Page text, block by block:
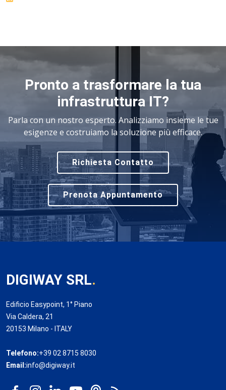
Pronto a trasformare la tua
infrastruttura IT?
Parla con un nostro esperto. Analizziamo insieme le tue
esigenze e costruiamo la soluzione più efficace.
Richiesta Contatto
Prenota Appuntamento
DIGIWAY SRL.
Edificio Easypoint, 1° Piano
Via Caldera, 21
20153 Milano - ITALY
Telefono:+39 02 8715 8030
Email:info@digiway.it